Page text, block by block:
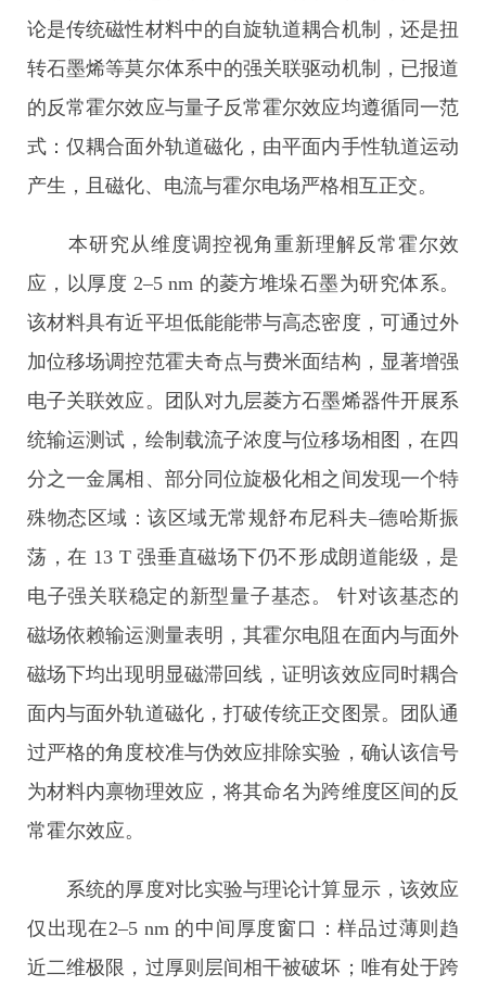
论是传统磁性材料中的自旋轨道耦合机制，还是扭
转石墨烯等莫尔体系中的强关联驱动机制，已报道
的反常霍尔效应与量子反常霍尔效应均遵循同一范
式：仅耦合面外轨道磁化，由平面内手性轨道运动
产生，且磁化、电流与霍尔电场严格相互正交。
本研究从维度调控视角重新理解反常霍尔效
应，以厚度 2–5 nm 的菱方堆垛石墨为研究体系。
该材料具有近平坦低能能带与高态密度，可通过外
加位移场调控范霍夫奇点与费米面结构，显著增强
电子关联效应。团队对九层菱方石墨烯器件开展系
统输运测试，绘制载流子浓度与位移场相图，在四
分之一金属相、部分同位旋极化相之间发现一个特
殊物态区域：该区域无常规舒布尼科夫–德哈斯振
荡，在 13 T 强垂直磁场下仍不形成朗道能级，是
电子强关联稳定的新型量子基态。 针对该基态的
磁场依赖输运测量表明，其霍尔电阻在面内与面外
磁场下均出现明显磁滞回线，证明该效应同时耦合
面内与面外轨道磁化，打破传统正交图景。团队通
过严格的角度校准与伪效应排除实验，确认该信号
为材料内禀物理效应，将其命名为跨维度区间的反
常霍尔效应。
系统的厚度对比实验与理论计算显示，该效应
仅出现在2–5 nm 的中间厚度窗口：样品过薄则趋
近二维极限，过厚则层间相干被破坏；唯有处于跨